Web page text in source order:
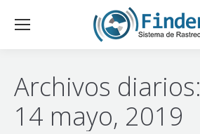
Archivos diarios:
14 mayo, 2019